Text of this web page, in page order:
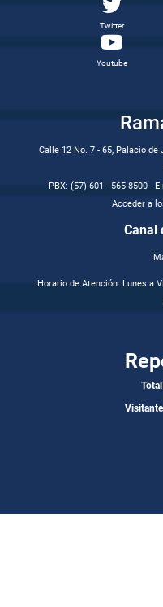
Twitter
Youtube
Calle 12 No. 7 - 65, Palacio
PBX: (57) 601 - 565 8500 -
Acceder a
Canal
Horario de Atención: Lunes a